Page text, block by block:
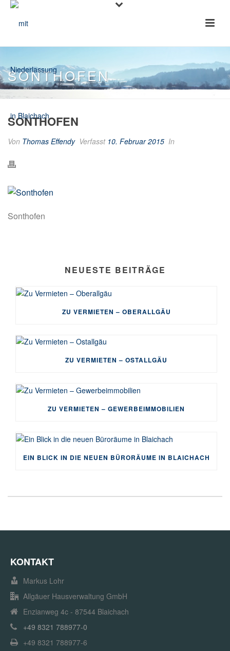
SONTHOFEN
SONTHOFEN
Von Thomas Effendy Verfasst 10. Februar 2015 In
Sonthofen
NEUESTE BEITRÄGE
ZU VERMIETEN – OBERALLGÄU
ZU VERMIETEN – OSTALLGÄU
ZU VERMIETEN – GEWERBEIMMOBILIEN
EIN BLICK IN DIE NEUEN BÜRORÄUME IN BLAICHACH
KONTAKT
Markus Lohr
Allgäuer Hausverwaltung GmbH
Enzianweg 4c - 87544 Blaichach
+49 8321 788977-0
+49 8321 788977-6